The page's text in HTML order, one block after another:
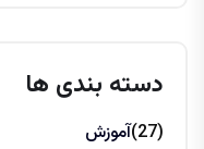
دسته بندی ها
آموزش (27)